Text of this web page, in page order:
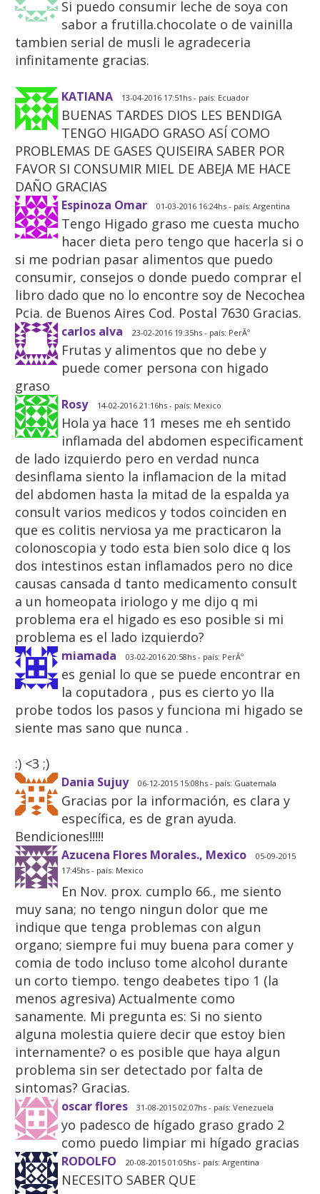
Si puedo consumir leche de soya con
sabor a frutilla.chocolate o de vainilla
tambien serial de musli le agradeceria
infinitamente gracias.
KATIANA 13-04-2016 17:51hs - país: Ecuador
BUENAS TARDES DIOS LES BENDIGA
TENGO HIGADO GRASO ASÍ COMO
PROBLEMAS DE GASES QUISEIRA SABER POR
FAVOR SI CONSUMIR MIEL DE ABEJA ME HACE
DAÑO GRACIAS
Espinoza Omar 01-03-2016 16:24hs - país: Argentina
Tengo Higado graso me cuesta mucho
hacer dieta pero tengo que hacerla si o
si me podrian pasar alimentos que puedo
consumir, consejos o donde puedo comprar el
libro dado que no lo encontre soy de Necochea
Pcia. de Buenos Aires Cod. Postal 7630 Gracias.
carlos alva 23-02-2016 19:35hs - país: PerÃº
Frutas y alimentos que no debe y
puede comer persona con higado
graso
Rosy 14-02-2016 21:16hs - país: Mexico
Hola ya hace 11 meses me eh sentido
inflamada del abdomen especificament
de lado izquierdo pero en verdad nunca
desinflama siento la inflamacion de la mitad
del abdomen hasta la mitad de la espalda ya
consult varios medicos y todos coinciden en
que es colitis nerviosa ya me practicaron la
colonoscopia y todo esta bien solo dice q los
dos intestinos estan inflamados pero no dice
causas cansada d tanto medicamento consult
a un homeopata iriologo y me dijo q mi
problema era el higado es eso posible si mi
problema es el lado izquierdo?
miamada 03-02-2016 20:58hs - país: PerÃº
es genial lo que se puede encontrar en
la coputadora , pus es cierto yo lla
probe todos los pasos y funciona mi higado se
siente mas sano que nunca .
:) <3 ;)
Dania Sujuy 06-12-2015 15:08hs - país: Guatemala
Gracias por la información, es clara y
específica, es de gran ayuda.
Bendiciones!!!!!
Azucena Flores Morales., Mexico 05-09-2015
17:45hs - país: Mexico
En Nov. prox. cumplo 66., me siento
muy sana; no tengo ningun dolor que me
indique que tenga problemas con algun
organo; siempre fui muy buena para comer y
comia de todo incluso tome alcohol durante
un corto tiempo. tengo deabetes tipo 1 (la
menos agresiva) Actualmente como
sanamente. Mi pregunta es: Si no siento
alguna molestia quiere decir que estoy bien
internamente? o es posible que haya algun
problema sin ser detectado por falta de
sintomas? Gracias.
oscar flores 31-08-2015 02:07hs - país: Venezuela
yo padesco de hígado graso grado 2
como puedo limpiar mi hígado gracias
RODOLFO 20-08-2015 01:05hs - país: Argentina
NECESITO SABER QUE